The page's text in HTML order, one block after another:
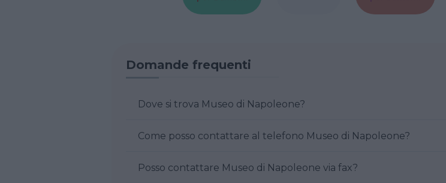
Domande frequenti
Dove si trova Museo di Napoleone?
Come posso contattare al telefono Museo di Napoleone?
Posso contattare Museo di Napoleone via fax?